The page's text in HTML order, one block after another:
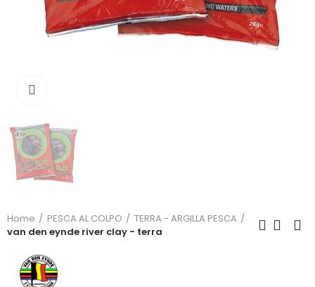
Home PESCA AL COLPO
TERRA - ARGILLA PESCA
van den eynde river clay - terra